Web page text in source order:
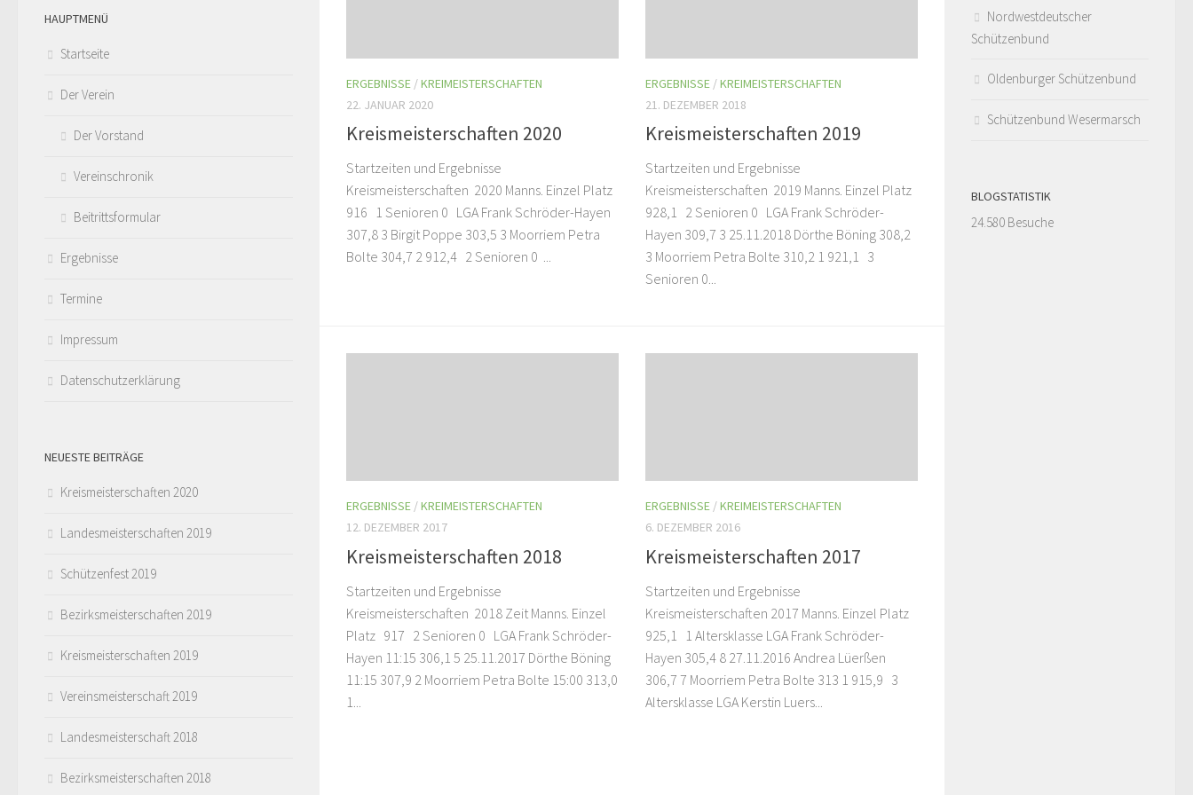
ERGEBNISSE /KREIMEISTERSCHAFTEN
22. JANUAR 2020
Kreismeisterschaften 2020
Startzeiten und Ergebnisse
Kreismeisterschaften 2020 Manns. Einzel Platz
916 1 Senioren 0 LGA Frank Schröder-Hayen
307,8 3 Birgit Poppe 303,5 3 Moorriem Petra
Bolte 304,7 2 912,4 2 Senioren 0 ...
ERGEBNISSE /KREIMEISTERSCHAFTEN
21. DEZEMBER 2018
Kreismeisterschaften 2019
Startzeiten und Ergebnisse
Kreismeisterschaften 2019 Manns. Einzel Platz
928,1 2 Senioren 0 LGA Frank Schröder-
Hayen 309,7 3 25.11.2018 Dörthe Böning 308,2
3 Moorriem Petra Bolte 310,2 1 921,1 3
Senioren 0...
ERGEBNISSE /KREIMEISTERSCHAFTEN
12. DEZEMBER 2017
Kreismeisterschaften 2018
Startzeiten und Ergebnisse
Kreismeisterschaften 2018 Zeit Manns. Einzel
Platz 917 2 Senioren 0 LGA Frank Schröder-
Hayen 11:15 306,1 5 25.11.2017 Dörthe Böning
11:15 307,9 2 Moorriem Petra Bolte 15:00 313,0
1...
ERGEBNISSE /KREIMEISTERSCHAFTEN
6. DEZEMBER 2016
Kreismeisterschaften 2017
Startzeiten und Ergebnisse
Kreismeisterschaften 2017 Manns. Einzel Platz
925,1 1 Altersklasse LGA Frank Schröder-
Hayen 305,4 8 27.11.2016 Andrea Lüerßen
306,7 7 Moorriem Petra Bolte 313 1 915,9 3
Altersklasse LGA Kerstin Luers...
HAUPTMENÜ
Startseite
Der Verein
Der Vorstand
Vereinschronik
Beitrittsformular
Ergebnisse
Termine
Impressum
Datenschutzerklärung
NEUESTE BEITRÄGE
Kreismeisterschaften 2020
Landesmeisterschaften 2019
Schützenfest 2019
Bezirksmeisterschaften 2019
Kreismeisterschaften 2019
Vereinsmeisterschaft 2019
Landesmeisterschaft 2018
Bezirksmeisterschaften 2018
Nordwestdeutscher
Schützenbund
Oldenburger Schützenbund
Schützenbund Wesermarsch
BLOGSTATISTIK
24.580 Besuche